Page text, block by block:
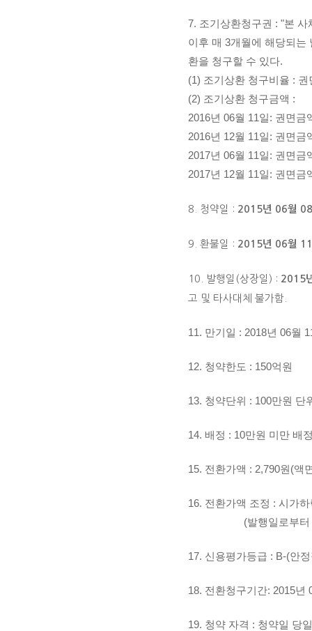
7. 조기상환청구권 : "본
이후 매 3개월에 해당되는
환을 청구할 수 있다.
(1) 조기상환 청구비율 : 권
(2) 조기상환 청구금액 :
2016년 06월 11일: 권면금
2016년 12월 11일: 권면금
2017년 06월 11일: 권면금
2017년 12월 11일: 권면금
8. 청약일 : 2015년 06월
9. 환불일 : 2015년 06월
10. 발행일(상장일) : 2015
고 및 타사대체 불가함.
11. 만기일 : 2018년 06월
12. 청약한도 : 150억원
13. 청약단위 : 100만원 단
14. 배정 : 10만원 미만 배
15. 전환가액 : 2,790원(액
16. 전환가액 조정 : 시가
(발행일로부터 3개월
17. 신용평가등급 : B-(안
18. 전환청구기간: 2015년
19. 청약 자격 : 청약일 당